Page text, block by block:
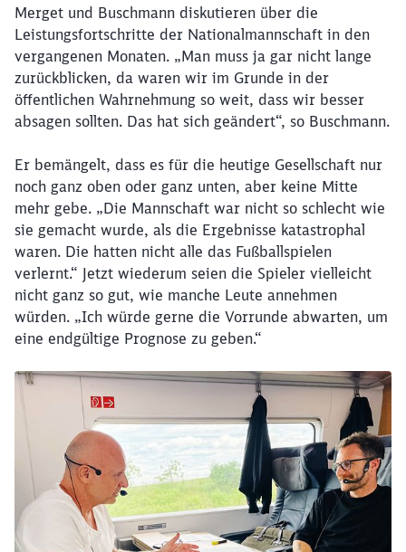
Merget und Buschmann diskutieren über die
Leistungsfortschritte der Nationalmannschaft in den
vergangenen Monaten. „Man muss ja gar nicht lange
zurückblicken, da waren wir im Grunde in der
öffentlichen Wahrnehmung so weit, dass wir besser
absagen sollten. Das hat sich geändert“, so Buschmann.
Er bemängelt, dass es für die heutige Gesellschaft nur
noch ganz oben oder ganz unten, aber keine Mitte
mehr gebe. „Die Mannschaft war nicht so schlecht wie
sie gemacht wurde, als die Ergebnisse katastrophal
waren. Die hatten nicht alle das Fußballspielen
verlernt.“ Jetzt wiederum seien die Spieler vielleicht
nicht ganz so gut, wie manche Leute annehmen
würden. „Ich würde gerne die Vorrunde abwarten, um
eine endgültige Prognose zu geben.“
Schließen
Möchten Sie zu weitergeleitet
werden?